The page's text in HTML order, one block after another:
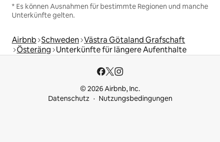
* Es können Ausnahmen für bestimmte Regionen und manche
Unterkünfte gelten.
Airbnb Schweden Västra Götaland Grafschaft
Österäng Unterkünfte für längere Aufenthalte
© 2026 Airbnb, Inc.
Datenschutz
Nutzungsbedingungen